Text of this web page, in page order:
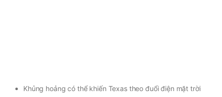
Khủng hoảng có thể khiến Texas theo đuổi điện mặt trời